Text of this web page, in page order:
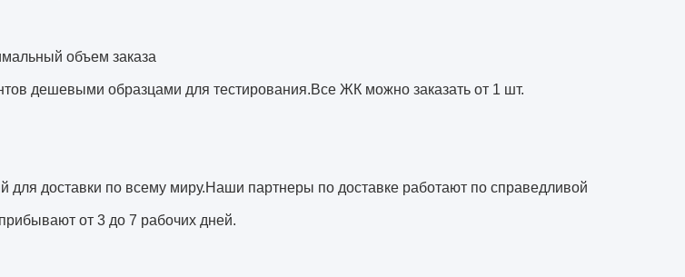
объем заказа
дешевыми образцами для тестирования.Все ЖК можно заказать от 1 шт.
для доставки по всему миру.Наши партнеры по доставке работают по справедливой
от 3 до 7 рабочих дней.